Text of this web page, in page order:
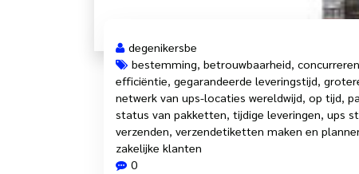
degenikersbe
bestemming, betrouwbaarheid,
efficiëntie, gegarandeerde leveringstijd,
netwerk van ups-locaties wereldwijd, op tijd,
status van pakketten, tijdige leveringen, ups
verzenden, verzendetiketten maken en
zakelijke klanten
0